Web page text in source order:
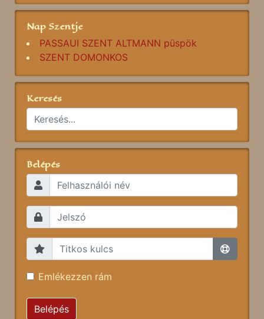
Nap Szentje
PASSAUI SZENT ALTMANN püspök
SZENT DOMONKOS
Keresés
Belépés
Emlékezzen rám
Belépés